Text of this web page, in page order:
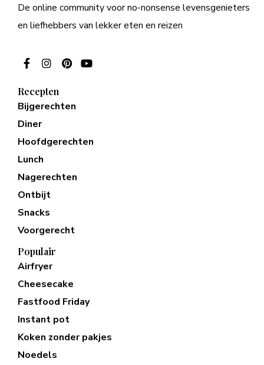
De online community voor no-nonsense levensgenieters
en liefhebbers van lekker eten en reizen
Recepten
Bijgerechten
Diner
Hoofdgerechten
Lunch
Nagerechten
Ontbijt
Snacks
Voorgerecht
Populair
Airfryer
Cheesecake
Fastfood Friday
Instant pot
Koken zonder pakjes
Noedels